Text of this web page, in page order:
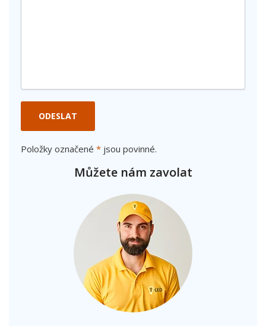
ODESLAT
Položky označené * jsou povinné.
Můžete nám zavolat